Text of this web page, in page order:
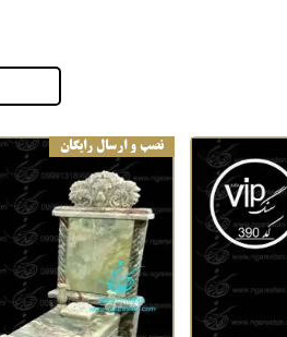
نصب و ارسال رایگان